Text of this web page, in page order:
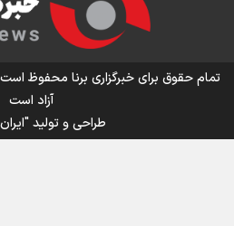
تمام حقوق برای خبرگزاری برنا محفوظ
آزاد است
طراحی و تولید